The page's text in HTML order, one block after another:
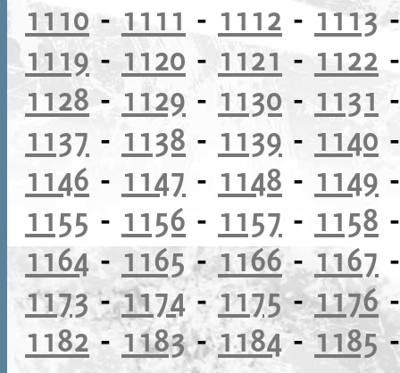
1110- 1111 - 1112 -1113
1119- 1120 - 1121 - 1122
1128- 1129 - 1130 - 1131
1137 - 1138 - 1139 - 1140
1146 - 1147 - 1148 - 1149
1155 - 1156 - 1157 - 1158
1164-1165-1166- 1167
1173-1174-1175-1176
1182 - 1183-1184-1185